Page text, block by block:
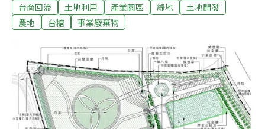
態保育棲地及廢棄物處理設施規劃提出意見。園區預計
2022年11月動工、2026年完工，經濟部次長林全能在會
位，兼顧園區開發和環境保護。經濟部規劃台商回流產業
園區 已三座過環評經濟部利用台糖農地規劃五座產業園
區，其中嘉義水上及中埔兩產業園區在今年4月通過環
評，今天再有新市產業園區通過環評。目前還有北高雄園
區尚在初審階段、雲林褒忠園區則需進入二階環評。
台商回流 土地利用 產業園區 綠地
土地開發
農地
台糖 事業廢棄物